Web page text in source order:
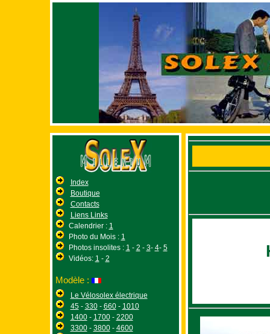
Index
Boutique
Contacts
Liens Links
Calendrier : 1
Photo du Mois : 1
Photos insolites : 1 - 2 - 3- 4- 5
Vidéos: 1 - 2
Modèle :
Le Vélosolex électrique
45- 330- 660- 1010
1400- 1700- 2200
3300- 3800- 4600